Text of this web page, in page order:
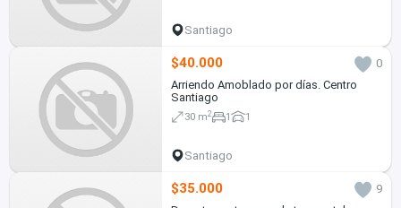
Santiago
$40.000
0
Arriendo Amoblado por días. Centro
Santiago
30 m2 1 1
Santiago
$35.000
9